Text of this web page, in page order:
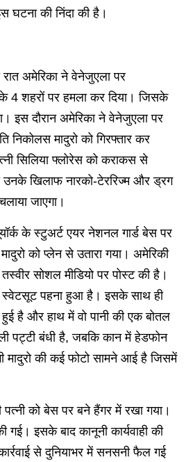
घटना की निंदा की है।
रात अमेरिका ने वेनेजुएला पर
4 शहरों पर हमला कर दिया। जिसके
इस दौरान अमेरिका ने वेनेजुएला पर
निकोलस मादुरो को गिरफ्तार कर
सिलिया फ्लोरेस को कराकस से
उनके खिलाफ नारको-टेररिज्म और ड्रग
जाएगा।
के स्टुअर्ट एयर नेशनल गार्ड बेस पर
को प्लेन से उतारा गया। अमेरिकी
तस्वीर सोशल मीडियो पर पोस्ट की है।
स्वेटसूट पहना हुआ है। इसके साथ ही
है और हाथ में वो पानी की एक बोतल
पट्टी बंधी है, जबकि कान में हेडफोन
की कई फोटो सामने आई है जिसमें
को बेस पर बने हैंगर में रखा गया।
इसके बाद कानूनी कार्यवाही की
से दुनियाभर में सनसनी फैल गई